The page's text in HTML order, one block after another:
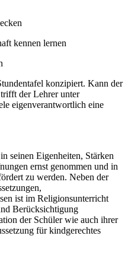
kennen lernen
konzipiert. Kann der
der Lehrer unter
eigenverantwortlich eine
seinen Eigenheiten, Stärken
ernst genommen und in
zu werden. Neben der
ist im Religionsunterricht
Berücksichtigung
der Schüler wie auch ihrer
für kindgerechtes